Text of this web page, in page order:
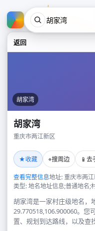
返回
胡家湾
胡家湾
重庆市两江新区
★收藏 ⌖搜周边 📱 去
查看完整信息地址: 重庆市两
类型: 地名地址信息;普通地名;
胡家湾是一家村庄级地名，
29.770518,106.900060。您
置、规划到达路线，以及查